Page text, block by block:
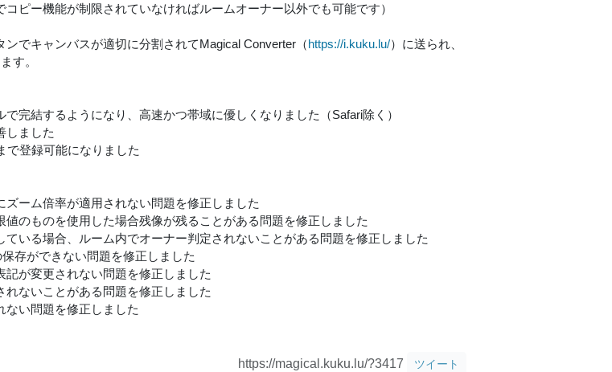
コピー機能が制限されていなければルームオーナー以外でも可能です）
ンでキャンバスが適切に分割されてMagical Converter（https://i.kuku.lu/）に送られ、
す。
で完結するようになり、高速かつ帯域に優しくなりました（Safari除く）
しました
で登録可能になりました
ズーム倍率が適用されない問題を修正しました
値のものを使用した場合残像が残ることがある問題を修正しました
ている場合、ルーム内でオーナー判定されないことがある問題を修正しました
存ができない問題を修正しました
記が変更されない問題を修正しました
れないことがある問題を修正しました
ない問題を修正しました
https://magical.kuku.lu/?3417 ツイート